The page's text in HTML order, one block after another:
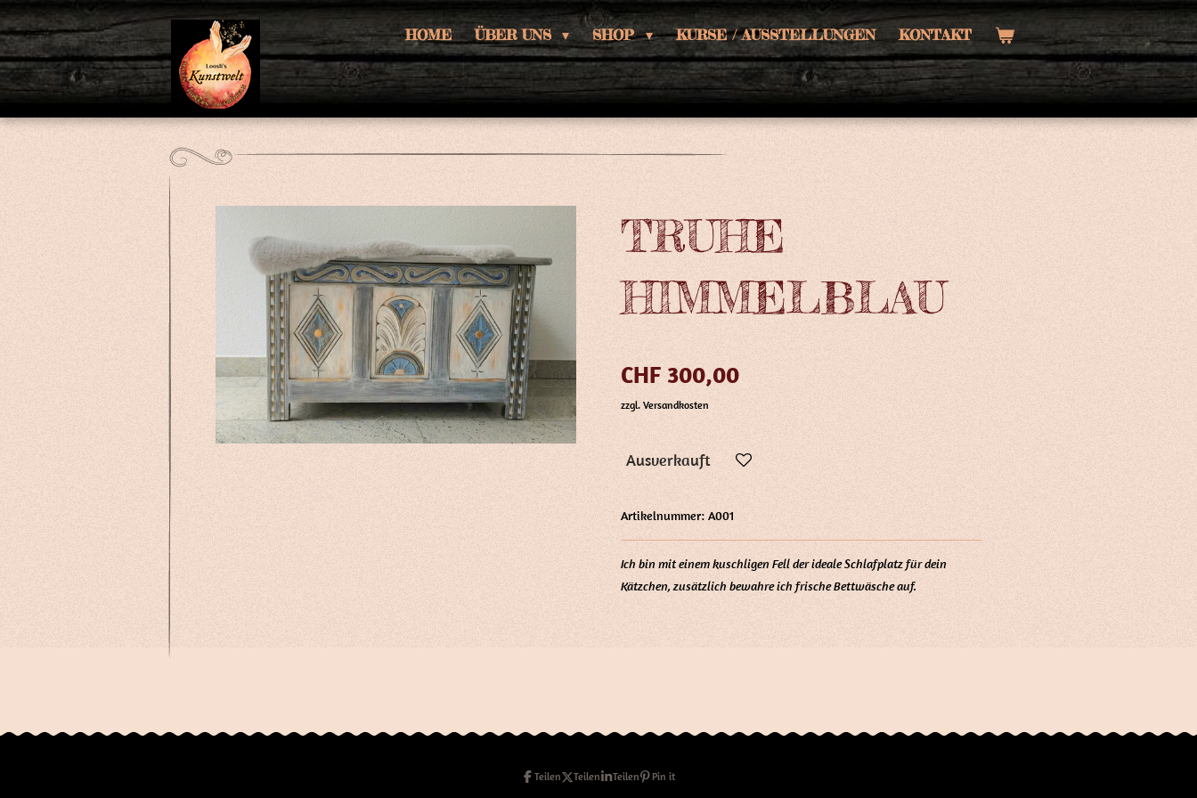
Zum
Hauptinhalt
springen
HOME ÜBER UNS SHOP KURSE / AUSSTELLUNGEN KONTAKT
TRUHE
HIMMELBLAU
CHF 300,00
zzgl. Versandkosten
Ausverkauft
Artikelnummer: A001
Ich bin mit einem kuschligen Fell der ideale Schlafplatz für dein
Kätzchen, zusätzlich bewahre ich frische Bettwäsche auf.
Teilen Teilen Teilen Pin it